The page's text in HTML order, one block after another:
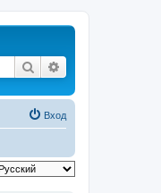
Поиск
Вход